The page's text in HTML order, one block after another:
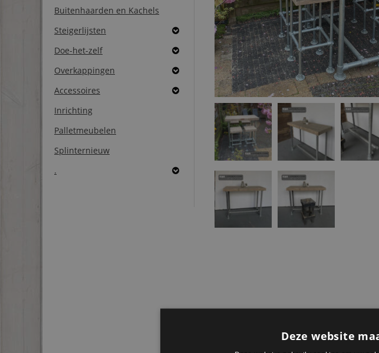
Buitenhaarden en Kachels
Steigerlijsten
Doe-het-zelf
Overkappingen
Accessoires
Inrichting
Palletmeubelen
Splinternieuw
.
Deze website